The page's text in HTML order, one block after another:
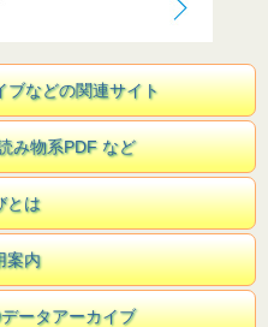
などの関連サイト
み物系PDF など
とは
案内
ータアーカイブ